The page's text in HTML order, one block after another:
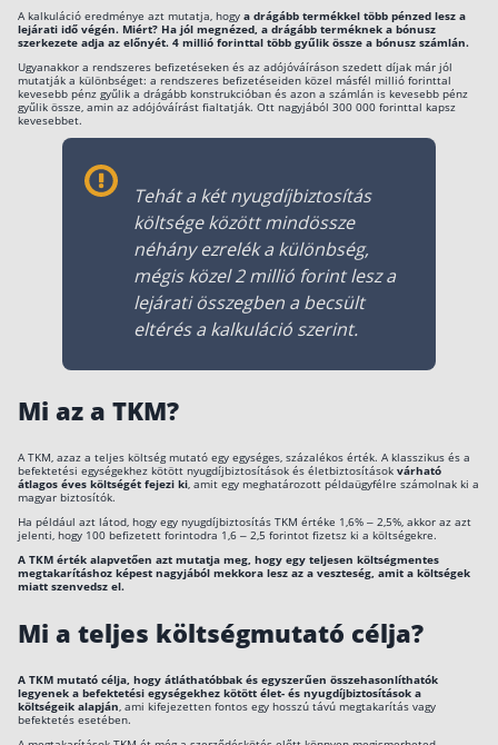
Nyugdíjbiztosítás
VIENNA
Time Erste
Nyugdíjbiztosítás5,42%
4,73%
3,02% –
4,27%
VIENNA
Time Select
Harmónia
3,93% 3,30%
3,93% 3,30%
3,47% –
4,81%
2,54% –
3,94%
Bónusz
5,55%
4,44%
4,12%
Jövőkulcs
3,95% –
A kalkuláció eredménye azt mutatja, hogy a drágább termékkel több pénzed lesz a
lejárati idő végén. Miért? Ha jól megnézed, a drágább terméknek a bónusz
szerkezete adja az előnyét. 4 millió forinttal több gyűlik össze a bónusz számlán.
Ugyanakkor a rendszeres befizetéseken és az adójóváíráson szedett díjak már jól
mutatják a különbséget: a rendszeres befizetéseiden közel másfél millió forinttal
kevesebb pénz gyűlik a drágább konstrukcióban és azon a számlán is kevesebb pénz
gyűlik össze, amin az adójóváírást fialtatják. Ott nagyjából 300 000 forinttal kapsz
kevesebbet.
Tehát a két nyugdíjbiztosítás
költsége között mindössze
néhány ezrelék a különbség,
mégis közel 2 millió forint lesz a
lejárati összegben a becsült
eltérés a kalkuláció szerint.
Mi az a TKM?
A TKM, azaz a teljes költség mutató egy egységes, százalékos érték. A klasszikus és a
befektetési egységekhez kötött nyugdíjbiztosítások és életbiztosítások várható
átlagos éves költségét fejezi ki , amit egy meghatározott példaügyfélre számolnak ki a
magyar biztosítók.
Ha például azt látod, hogy egy nyugdíjbiztosítás TKM értéke 1,6% – 2,5%, akkor az azt
jelenti, hogy 100 befizetett forintodra 1,6 – 2,5 forintot fizetsz ki a költségekre.
A TKM érték alapvetően azt mutatja meg, hogy egy teljesen költségmentes
megtakarításhoz képest nagyjából mekkora lesz az a veszteség, amit a költségek
miatt szenvedsz el.
Mi a teljes költségmutató célja?
A TKM mutató célja, hogy átláthatóbbak és egyszerűen összehasonlíthatók
legyenek a befektetési egységekhez kötött élet- és nyugdíjbiztosítások a
költségeik alapján , ami kifejezetten fontos egy hosszú távú megtakarítás vagy
befektetés esetében.